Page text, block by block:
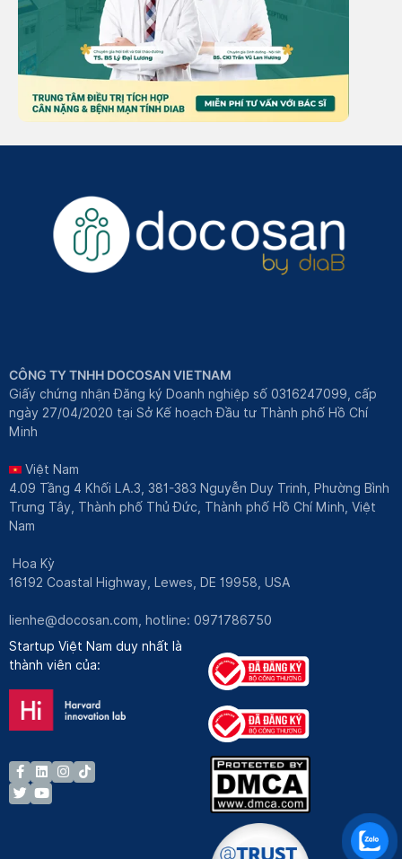
CÔNG TY TNHH DOCOSAN VIETNAM
Giấy chứng nhận Đăng ký Doanh nghiệp số 0316247099, cấp
ngày 27/04/2020 tại Sở Kế hoạch Đầu tư Thành phố Hồ Chí
Minh
Việt Nam
4.09 Tầng 4 Khối LA.3, 381-383 Nguyễn Duy Trinh, Phường Bình
Trưng Tây, Thành phố Thủ Đức, Thành phố Hồ Chí Minh, Việt
Nam
Hoa Kỳ
16192 Coastal Highway, Lewes, DE 19958, USA
lienhe@docosan.com, hotline: 0971786750
Startup Việt Nam duy nhất là
thành viên của: